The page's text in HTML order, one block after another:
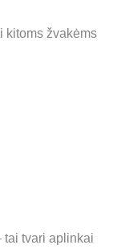
kitoms žvakėms
tai tvari aplinkai